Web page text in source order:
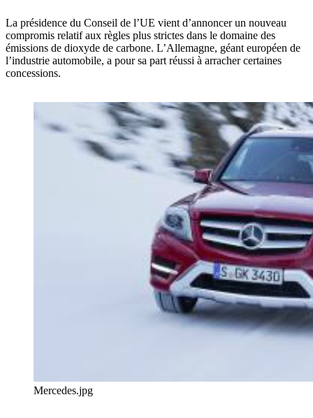
La présidence du Conseil de l’UE vient d’annoncer un nouveau
compromis relatif aux règles plus strictes dans le domaine des
émissions de dioxyde de carbone. L’Allemagne, géant européen de
l’industrie automobile, a pour sa part réussi à arracher certaines
concessions.
Mercedes.jpg